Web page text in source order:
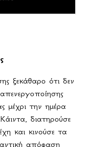
ξεκάθαρο ότι δεν
μέχρι την ημέρα
διατηρούσε
και κινούσε τα
απόφαση